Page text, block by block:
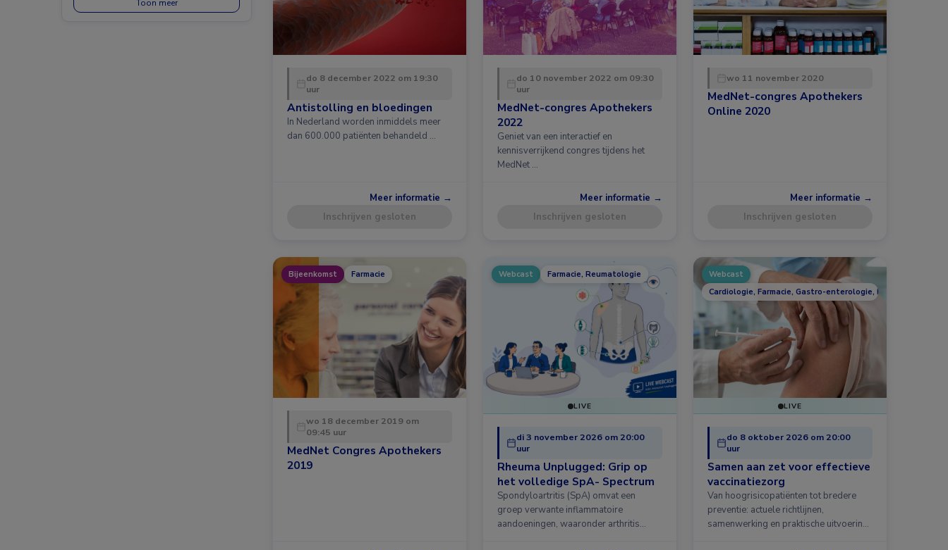
Toon meer
do 8 december 2022 om 19:30
uur
Antistolling en bloedingen
In Nederland worden inmiddels meer
dan 600.000 patiënten behandeld …
Meer informatie →
Inschrijven gesloten
do 10 november 2022 om 09:30
uur
MedNet-congres Apothekers
2022
Geniet van een interactief en
kennisverrijkend congres tijdens het
MedNet …
Meer informatie →
Inschrijven gesloten
wo 11 november 2020
MedNet-congres Apothekers
Online 2020
Meer informatie →
Inschrijven gesloten
Bijeenkomst Farmacie
wo 18 december 2019 om
09:45 uur
MedNet Congres Apothekers
2019
Webcast Farmacie, Reumatologie
LIVE
di 3 november 2026 om 20:00
uur
Rheuma Unplugged: Grip op
het volledige SpA- Spectrum
Spondyloartritis (SpA) omvat een
groep verwante inflammatoire
aandoeningen, waaronder arthritis
Webcast
Cardiologie, Farmacie, Gastro-enterologie,
LIVE
do 8 oktober 2026 om 20:00
uur
Samen aan zet voor effectieve
vaccinatiezorg
Van hoogrisicopatiënten tot bredere
preventie: actuele richtlijnen,
samenwerking en praktische uitvoering.